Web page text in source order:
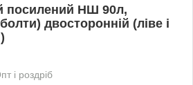
посилений НШ 90л,
двосторонній (ліве і
і роздріб